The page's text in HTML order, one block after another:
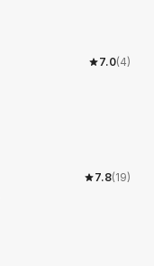
7.0(4)
7.8(19)